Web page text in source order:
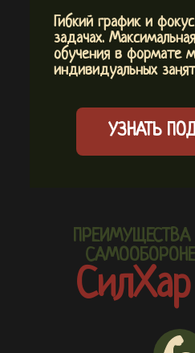
Гибкий график и
задачах.
обучения в формате
индивидуальных
УЗНАТЬ
ПРЕИМУЩЕСТВА
СилХар